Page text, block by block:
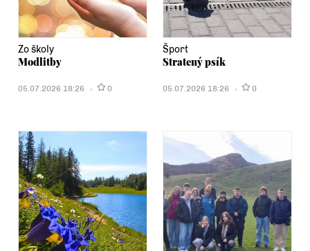
Zo školy
Modlitby
05.07.2026 18:26 0
Šport
Stratený psík
05.07.2026 18:26 0